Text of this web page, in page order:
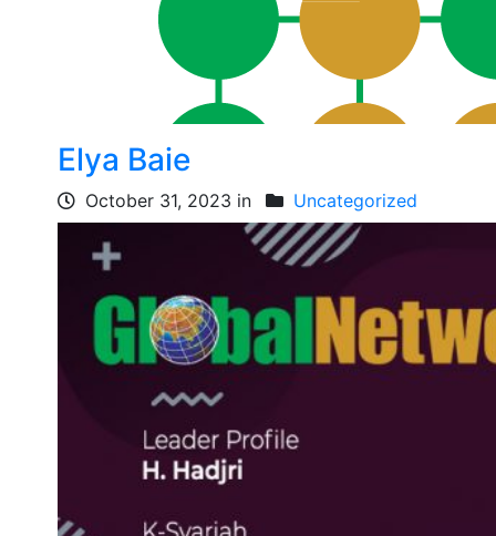
Elya Baie
October 31, 2023 in Uncategorized